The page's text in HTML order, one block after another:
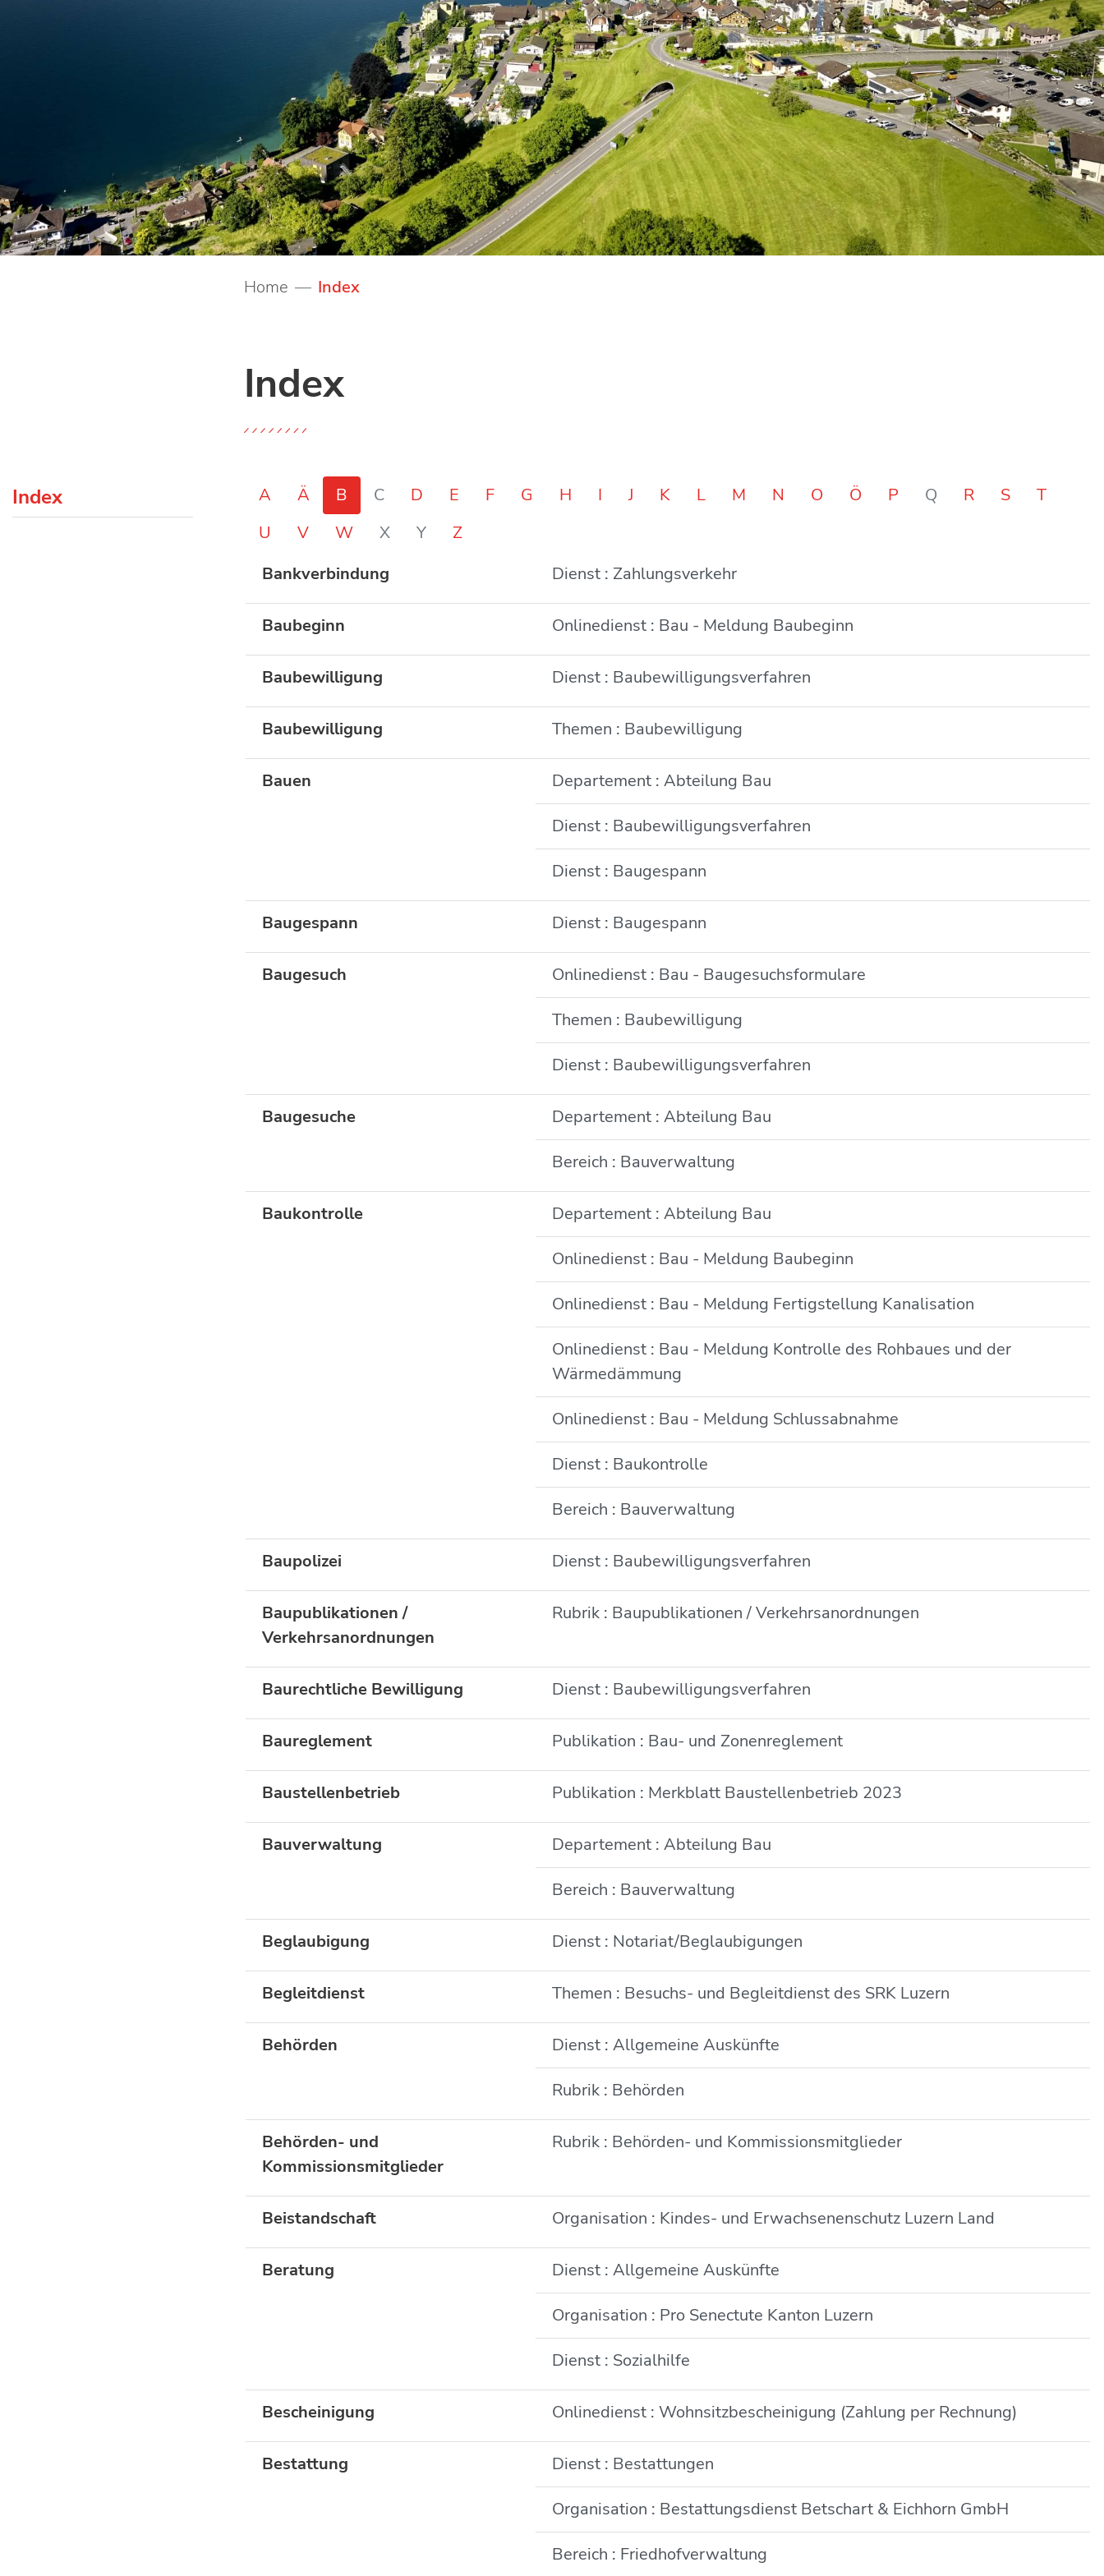
Index(ausgewählt)
Index
Index(ausgewählt) A Ä B C D E F G H I J K L M N O Ö P Q R S
T
U
V W X Y
Z
Bankverbindung
Dienst : Zahlungsverkehr
Baubeginn Onlinedienst : Bau - Meldung Baubeginn
Baubewilligung Dienst : Baubewilligungsverfahren
Baubewilligung Themen : Baubewilligung
Bauen Departement : Abteilung Bau
Dienst : Baubewilligungsverfahren
Dienst : Baugespann
Baugespann Dienst : Baugespann
Baugesuch Onlinedienst : Bau - Baugesuchsformulare
Themen : Baubewilligung
Dienst : Baubewilligungsverfahren
Baugesuche Departement : Abteilung Bau
Bereich : Bauverwaltung
Baukontrolle Departement : Abteilung Bau
Onlinedienst : Bau - Meldung Baubeginn
Onlinedienst : Bau - Meldung Fertigstellung Kanalisation
Onlinedienst : Bau - Meldung Kontrolle des Rohbaues und der
Wärmedämmung
Onlinedienst : Bau - Meldung Schlussabnahme
Dienst : Baukontrolle
Bereich : Bauverwaltung
Baupolizei Dienst : Baubewilligungsverfahren
Baupublikationen /
Verkehrsanordnungen
Rubrik : Baupublikationen / Verkehrsanordnungen
Baurechtliche Bewilligung Dienst : Baubewilligungsverfahren
Baureglement Publikation : Bau- und Zonenreglement
Baustellenbetrieb Publikation : Merkblatt Baustellenbetrieb 2023
Bauverwaltung Departement : Abteilung Bau
Bereich : Bauverwaltung
Beglaubigung Dienst : Notariat/Beglaubigungen
Begleitdienst Themen : Besuchs- und Begleitdienst des SRK Luzern
Behörden Dienst : Allgemeine Auskünfte
Rubrik : Behörden
Behörden- und
Kommissionsmitglieder
Rubrik : Behörden- und Kommissionsmitglieder
Beistandschaft Organisation : Kindes- und Erwachsenenschutz Luzern Land
Beratung Dienst : Allgemeine Auskünfte
Organisation : Pro Senectute Kanton Luzern
Dienst : Sozialhilfe
Bescheinigung Onlinedienst : Wohnsitzbescheinigung (Zahlung per Rechnung)
Bestattung Dienst : Bestattungen
Organisation : Bestattungsdienst Betschart & Eichhorn GmbH
Bereich : Friedhofverwaltung